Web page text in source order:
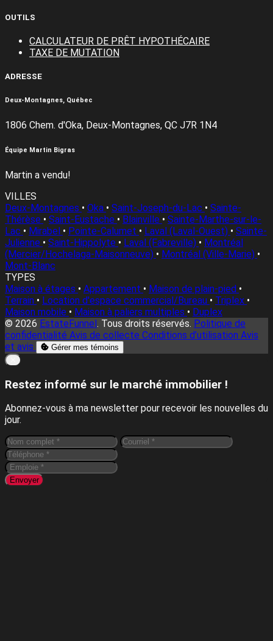
OUTILS
CALCULATEUR DE PRÊT HYPOTHÉCAIRE
TAXE DE MUTATION
ADRESSE
Deux-Montagnes, Québec
1806 Chem. d'Oka, Deux-Montagnes, QC J7R 1N4
Équipe Martin Bigras
Martin a vendu!
VILLES
Deux-Montagnes • Oka • Saint-Joseph-du-Lac • Sainte-
Thérèse • Saint-Eustache • Blainville • Sainte-Marthe-sur-le-
Lac • Mirabel • Pointe-Calumet • Laval (Laval-Ouest) • Sainte-
Julienne • Saint-Hippolyte • Laval (Fabreville) • Montréal
(Mercier/Hochelaga-Maisonneuve) • Montréal (Ville-Marie) •
Mont-Blanc
TYPES
Maison à étages • Appartement • Maison de plain-pied •
Terrain • Location d'espace commercial/Bureau • Triplex •
Maison mobile • Maison à paliers multiples • Duplex
© 2026 EstateFunnel. Tous droits réservés. Politique de
confidentialité Avis de collecte Conditions d’utilisation Avis
et avis
Gérer mes témoins
Close
Restez informé sur le marché immobilier !
Abonnez-vous à ma newsletter pour recevoir les nouvelles du
jour.
Envoyer